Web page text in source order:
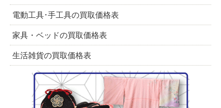
電動工具･手工具の買取価格表
家具・ベッドの買取価格表
生活雑貨の買取価格表